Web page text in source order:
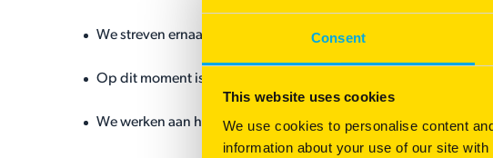
Consent
This website uses cookies
We use cookies to personalise content
information about your use of our site
We streven ernaar om de activiteiten van de Barenbrug Groep
Op dit moment is al 75% van de energie die we wereldwijd
We werken aan het verlagen van de ecologische voetafdruk